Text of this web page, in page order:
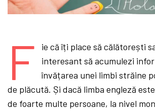
F
ie că îți place să călătorești
interesant să acumulezi
învățarea unei limbi străine
de plăcută. Și dacă limba engleză
de foarte multe persoane, la nivel